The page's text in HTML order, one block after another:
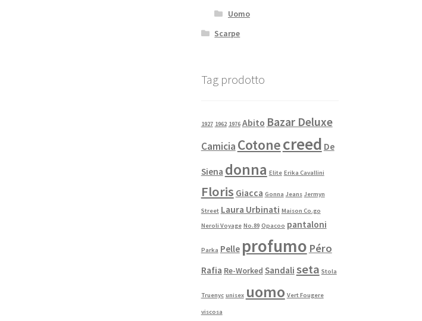
Uomo
Scarpe
Tag prodotto
1927 1962 1976 Abito Bazar Deluxe
Camicia Cotonecreed De
Siena donna Elite Erika Cavallini
Floris Giacca Gonna Jeans Jermyn
Street Laura Urbinati Maison Co.go
Neroli Voyage No.89 Opacoo pantaloni
Parka Pelle profumo Péro
Rafia Re-Worked Sandali seta Stola
Truenyc unisex uomo Vert Fougere
viscosa